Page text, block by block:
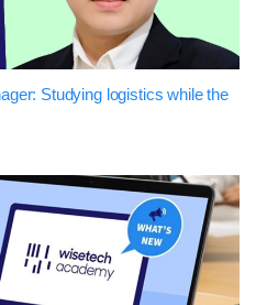
Studying logistics while the